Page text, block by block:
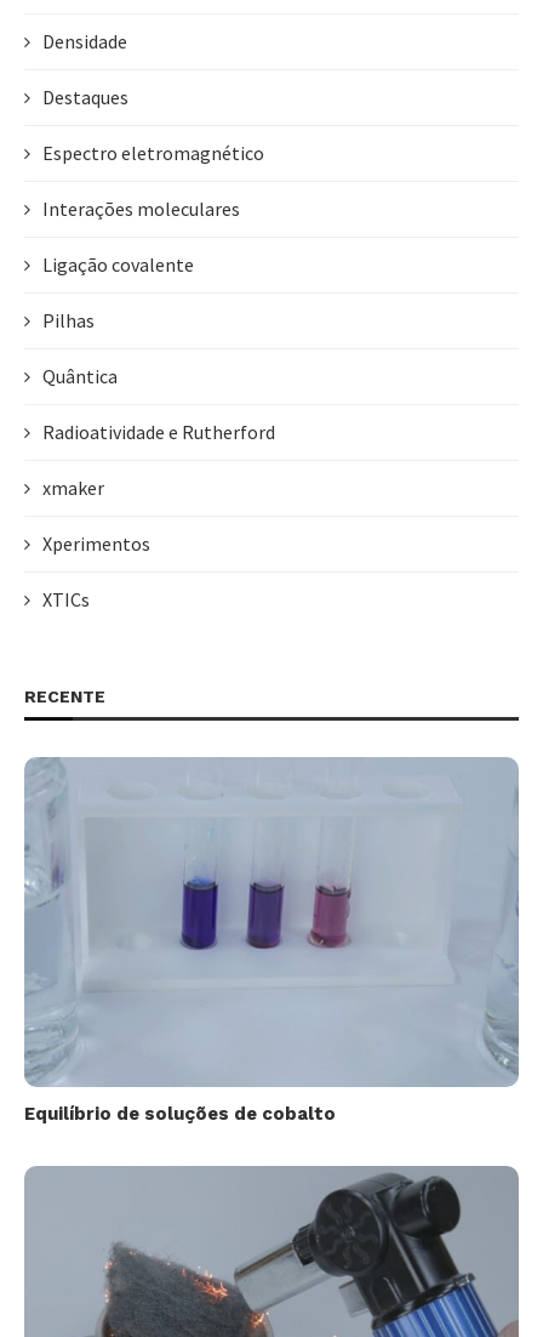
Densidade
Destaques
Espectro eletromagnético
Interações moleculares
Ligação covalente
Pilhas
Quântica
Radioatividade e Rutherford
xmaker
Xperimentos
XTICs
RECENTE
Equilíbrio de soluções de cobalto